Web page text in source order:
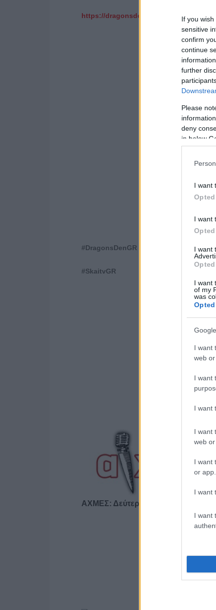
If you
sensitive
confirm
continue
further
Please
deny
in below
I want
I want
I want
I want
of my
was
I want
web
I want
I want
I want
web
I want
or app.
I want
I want
https://dragonsden.skaitv.gr/
#DragonsDenGR
#SkaitvGR
ΑΧΜΕΣ: Δεύτερες σκέψεις στον